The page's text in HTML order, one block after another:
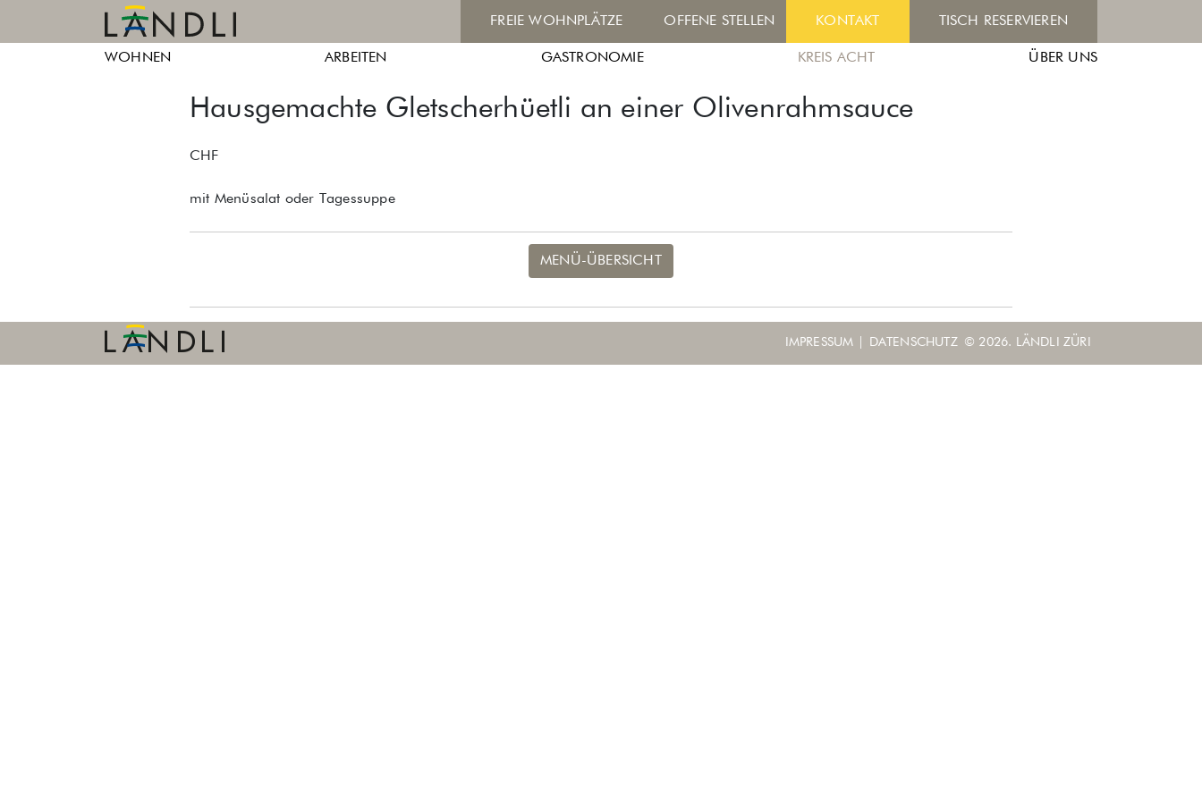
Ländli
Züri
Ländli
Züri
FREIE WOHNPLÄTZE OFFENE STELLEN KONTAKT TISCH RESERVIEREN
WOHNEN ARBEITEN GASTRONOMIE KREIS ACHT ÜBER UNS
Hausgemachte Gletscherhüetli an einer Olivenrahmsauce
CHF
mit Menüsalat oder Tagessuppe
MENÜ-ÜBERSICHT
IMPRESSUM DATENSCHUTZ © 2026. LÄNDLI ZÜRI